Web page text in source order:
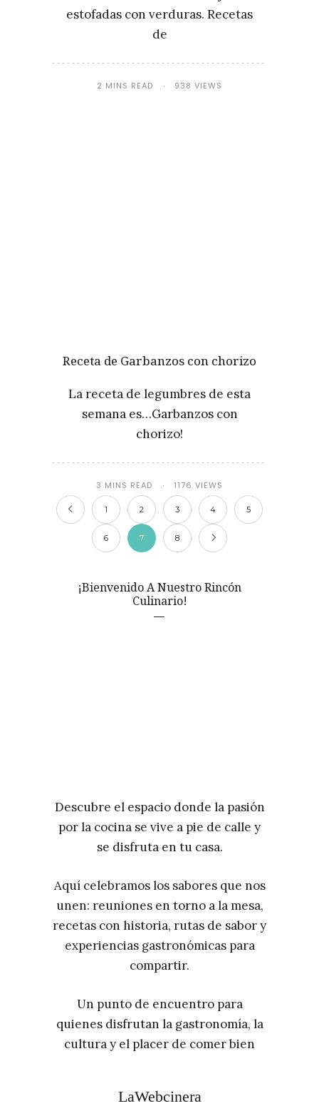
estofadas con verduras. Recetas
de
2 MINS READ 938 VIEWS
Receta de Garbanzos con chorizo
La receta de legumbres de esta
semana es…Garbanzos con
chorizo!
3 MINS READ 1176 VIEWS
1 2 3 4 5
6 7 8
¡Bienvenido A Nuestro Rincón
Culinario!
Descubre el espacio donde la pasión
por la cocina se vive a pie de calle y
se disfruta en tu casa.
Aquí celebramos los sabores que nos
unen: reuniones en torno a la mesa,
recetas con historia, rutas de sabor y
experiencias gastronómicas para
compartir.
Un punto de encuentro para
quienes disfrutan la gastronomía, la
cultura y el placer de comer bien
LaWebcinera